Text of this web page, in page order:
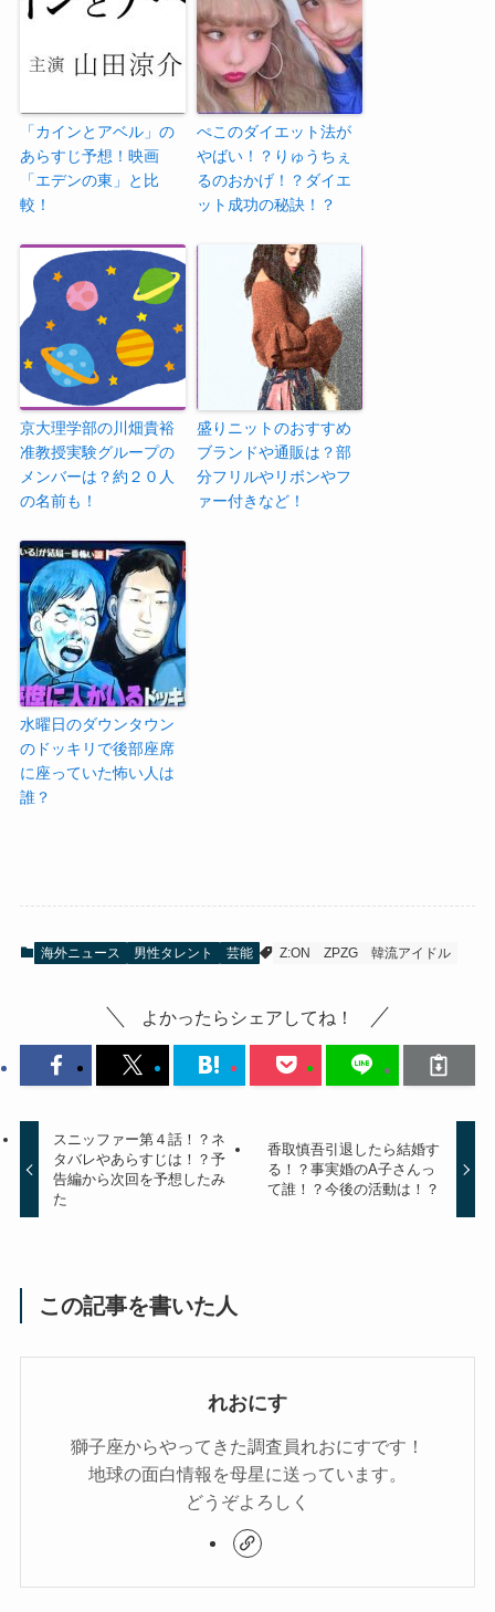
「カインとアベル」の
あらすじ予想！映画
「エデンの東」と比
較！
ぺこのダイエット法が
やばい！？りゅうちぇ
るのおかげ！？ダイエ
ット成功の秘訣！？
京大理学部の川畑貴裕
准教授実験グループの
メンバーは？約２０人
の名前も！
盛りニットのおすすめ
ブランドや通販は？部
分フリルやリボンやフ
ァー付きなど！
水曜日のダウンタウン
のドッキリで後部座席
に座っていた怖い人は
誰？
海外ニュース 男性タレント 芸能 Z:ON ZPZG 韓流アイドル
よかったらシェアしてね！
スニッファー第４話！？ネ
タバレやあらすじは！？予
告編から次回を予想したみ
た
香取慎吾引退したら結婚す
る！？事実婚のA子さんっ
て誰！？今後の活動は！？
この記事を書いた人
れおにす
獅子座からやってきた調査員れおにすです！
地球の面白情報を母星に送っています。
どうぞよろしく